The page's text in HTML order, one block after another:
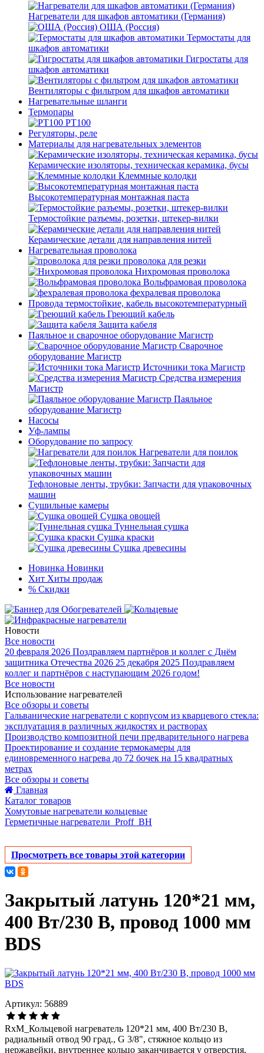
Нагреватели для шкафов автоматики (Германия)
ОША (Россия)
Термостаты для
шкафов автоматики
Гигростаты для
шкафов автоматики
Вентиляторы с фильтром для шкафов автоматики
Нагревательные шланги
Термопары
PT100
Регуляторы, реле
Материалы для нагревательных элементов
Керамические изоляторы, техническая керамика, бусы
Клеммные колодки
Высокотемпературная монтажная паста
Термостойкие разъемы, розетки, штекер-вилки
Керамические детали для направления нитей
Нагревательная проволока
проволока для резки
Нихромовая проволока
Вольфрамовая проволока
фехралевая проволока
Провода термостойкие, кабель высокотемпературный
Греющий кабель
Защита кабеля
Паяльное и сварочное оборудование Магистр
Сварочное
оборудование Магистр
Источники тока Магистр
Средства измерения
Магистр
Паяльное
оборудование Магистр
Насосы
Уф-лампы
Оборудование по запросу
Нагреватели для поилок
Тефлоновые ленты, трубки: Запчасти для упаковочных
машин
Сушильные камеры
Сушка овощей
Туннельная сушка
Сушка краски
Сушка древесины
Новинка Новинки
Хит Хиты продаж
% Скидки
Новости
Все новости
20 февраля 2026 Поздравляем партнёров и коллег с Днём
защитника Отечества 2026 25 декабря 2025 Поздравляем
коллег и партнёров с наступающим 2026 годом!
Все новости
Использование нагревателей
Все обзоры и советы
Гальванические нагреватели с корпусом из кварцевого стекла:
эксплуатация в различных жидкостях и растворах
Производство композитной печи предварительного нагрева
Проектирование и создание термокамеры для
единовременного нагрева до 72 бочек на 15 квадратных
метрах
Все обзоры и советы
Главная
Каталог товаров
Хомутовые нагреватели кольцевые
Герметичные нагреватели_Proff_BH
Просмотреть все товары этой категории
Закрытый латунь 120*21 мм,
400 Вт/230 В, провод 1000 мм
BDS
Артикул: 56889
RxM_Кольцевой нагреватель 120*21 мм, 400 Вт/230 В,
радиальный отвод 90 град., G 3/8", стяжное кольцо из
нержавейки, внутреннее кольцо заканчивается у отверстия,